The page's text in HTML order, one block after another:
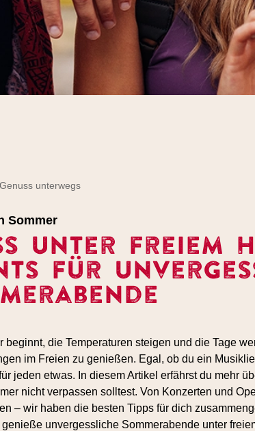
unterwegs
Sommer
unter freiem
für
beginnt, die Temperaturen steigen und die Tage
im Freien zu genießen. Egal, ob du ein
jeden etwas. In diesem Artikel erfährst du mehr
nicht verpassen solltest. Von Konzerten und
– wir haben die besten Tipps für dich
unvergessliche Sommerabende unter